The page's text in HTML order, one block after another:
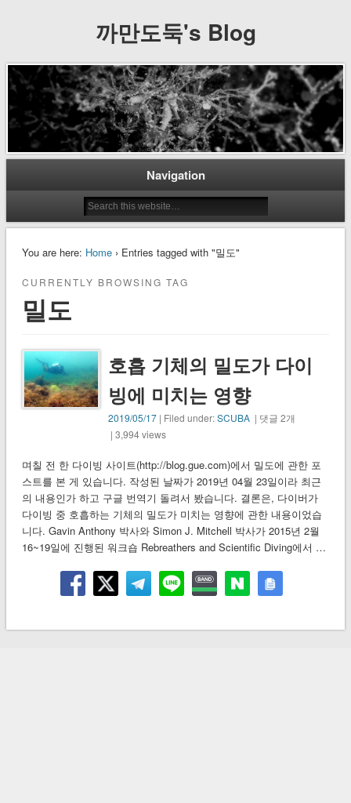
까만도둑's Blog
Navigation
You are here: Home› Entries tagged with "밀도"
CURRENTLY BROWSING TAG
밀도
호흡 기체의 밀도가 다이
빙에 미치는 영향
2019/05/17 | Filed under:SCUBA | 댓글 2개
| 3,994 views
며칠 전 한 다이빙 사이트(http://blog.gue.com)에서 밀도에 관한 포
스트를 본 게 있습니다. 작성된 날짜가 2019년 04월 23일이라 최근
의 내용인가 하고 구글 번역기 돌려서 봤습니다. 결론은, 다이버가
다이빙 중 호흡하는 기체의 밀도가 미치는 영향에 관한 내용이었습
니다. Gavin Anthony 박사와 Simon J. Mitchell 박사가 2015년 2월
16~19일에 진행된 워크숍 Rebreathers and Scientific Diving에서 …